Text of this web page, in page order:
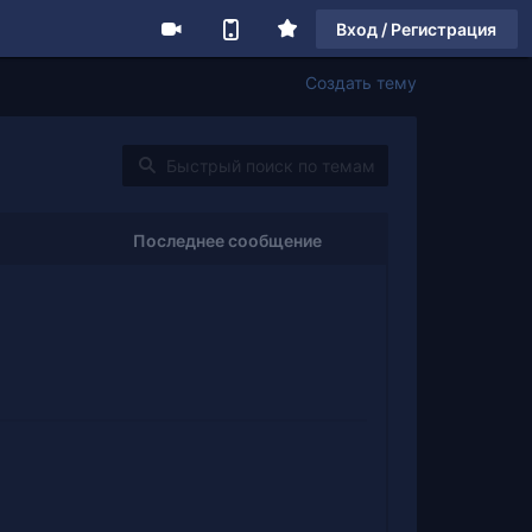
Вход / Регистрация
Создать тему
Последнее сообщение